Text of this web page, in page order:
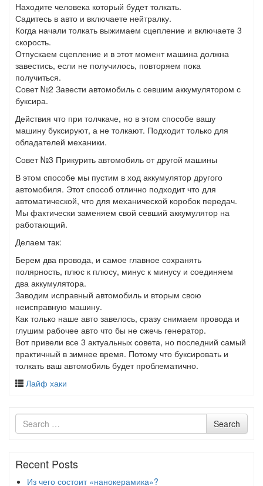
Находите человека который будет толкать.
Садитесь в авто и включаете нейтралку.
Когда начали толкать выжимаем сцепление и включаете 3
скорость.
Отпускаем сцепление и в этот момент машина должна
завестись, если не получилось, повторяем пока
получиться.
Совет №2 Завести автомобиль с севшим аккумулятором с
буксира.
Действия что при толчкаче, но в этом способе вашу
машину буксируют, а не толкают. Подходит только для
обладателей механики.
Совет №3 Прикурить автомобиль от другой машины
В этом способе мы пустим в ход аккумулятор другого
автомобиля. Этот способ отлично подходит что для
автоматической, что для механической коробок передач.
Мы фактически заменяем свой севший аккумулятор на
работающий.
Делаем так:
Берем два провода, и самое главное сохранять
полярность, плюс к плюсу, минус к минусу и соединяем
два аккумулятора.
Заводим исправный автомобиль и вторым свою
неисправную машину.
Как только наше авто завелось, сразу снимаем провода и
глушим рабочее авто что бы не сжечь генератор.
Вот привели все 3 актуальных совета, но последний самый
практичный в зимнее время. Потому что буксировать и
толкать ваш автомобиль будет проблематично.
Лайф хаки
Search
for
Search
Recent Posts
Из чего состоит «нанокерамика»?